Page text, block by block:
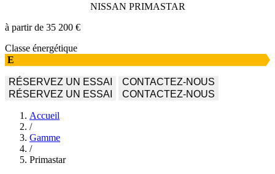
NISSAN PRIMASTAR
à partir de 35 200 €
Classe énergétique
E
RÉSERVEZ UN ESSAI
CONTACTEZ-NOUS
RÉSERVEZ UN ESSAI
CONTACTEZ-NOUS
Accueil
/
Gamme
/
Primastar